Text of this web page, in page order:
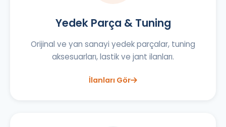
Yedek Parça & Tuning
Orijinal ve yan sanayi yedek parçalar, tuning
aksesuarları, lastik ve jant ilanları.
İlanları Gör